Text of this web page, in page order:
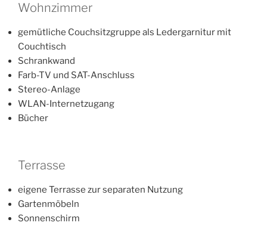
Wohnzimmer
gemütliche Couchsitzgruppe als Ledergarnitur mit
Couchtisch
Schrankwand
Farb-TV und SAT-Anschluss
Stereo-Anlage
WLAN-Internetzugang
Bücher
Terrasse
eigene Terrasse zur separaten Nutzung
Gartenmöbeln
Sonnenschirm